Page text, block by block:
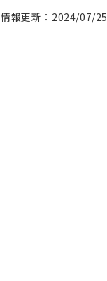
情報更新：2024/07/25